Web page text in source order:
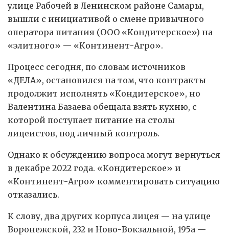
улице Рабочей в Ленинском районе Самары,
вы­шли с инициативой о смене привычного
оператора питания (ООО «Кондитерское») на
«элитного» — «Континент-Агро».
Процесс сегодня, по словам источников
«ДЕЛА», остановился на том, что контракты
продолжит исполнять «Кондитерское», но
Валентина Базаева обещала взять кухню, с
которой поступает питание на столы
лицеистов, под личный контроль.
Однако к обсуждению вопроса могут вернуться
в декабре 2022 года. «Кондитерское» и
«Континент-Агро» комментировать ситуацию
отказались.
К слову, два других корпуса лицея — на улице
Воронежской, 232 и Ново-Вокзальной, 195а —